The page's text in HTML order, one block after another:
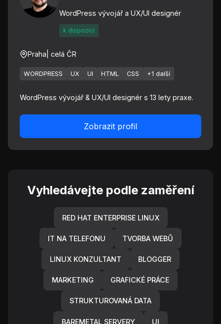
WordPress vývojář a UX/UI designér
k dispozici
Praha | celá ČR
WORDPRESS UX UI HTML CSS +1 další
WordPress vývojář & UX/UI designér s 13 lety praxe.
Zobrazit profil
Vyhledávejte podle zaměření
RED HAT ENTERPRISE LINUX
IT NA TELEFONU TVORBA WEBŮ
LINUX KONZULTANT BLOGGER
MARKETING GRAFICKÉ PRÁCE
STRUKTUROVANÁ DATA
BAREMETAL SERVERY UI